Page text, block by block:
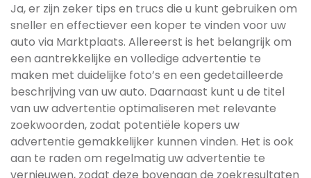
Ja, er zijn zeker tips en trucs die u kunt gebruiken om
sneller en effectiever een koper te vinden voor uw
auto via Marktplaats. Allereerst is het belangrijk om
een aantrekkelijke en volledige advertentie te
maken met duidelijke foto’s en een gedetailleerde
beschrijving van uw auto. Daarnaast kunt u de titel
van uw advertentie optimaliseren met relevante
zoekwoorden, zodat potentiële kopers uw
advertentie gemakkelijker kunnen vinden. Het is ook
aan te raden om regelmatig uw advertentie te